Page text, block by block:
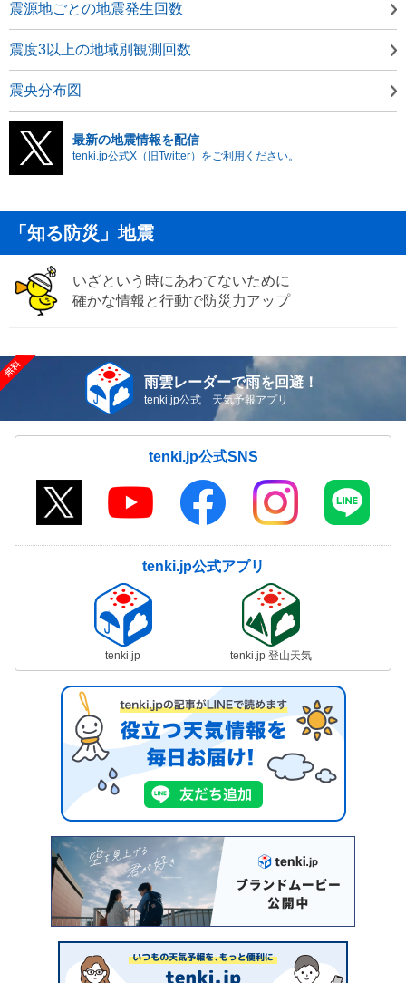
震源地ごとの地震発生回数
震度3以上の地域別観測回数
震央分布図
最新の地震情報を配信
tenki.jp公式X（旧Twitter）をご利用ください。
「知る防災」地震
いざという時にあわてないために
確かな情報と行動で防災力アップ
雨雲レーダーで雨を回避！
tenki.jp公式 天気予報アプリ
tenki.jp公式SNS
tenki.jp公式アプリ
tenki.jp tenki.jp 登山天気